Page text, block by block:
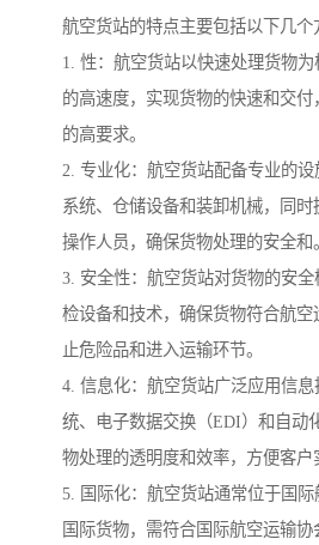
航空货站的特点主要包括以下几个
1. 性：航空货站以快速处理货物
的高速度，实现货物的快速和交
的高要求。
2. 专业化：航空货站配备专业的
系统、仓储设备和装卸机械，同
操作人员，确保货物处理的安全和。
3. 安全性：航空货站对货物的安
检设备和技术，确保货物符合航
止危险品和进入运输环节。
4. 信息化：航空货站广泛应用信
统、电子数据交换（EDI）和自动
物处理的透明度和效率，方便客户
5. 国际化：航空货站通常位于国
国际货物，需符合国际航空运输